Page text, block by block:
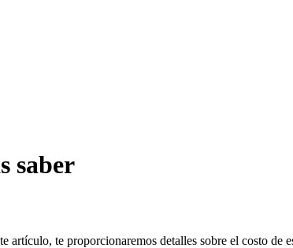
saber
te proporcionaremos detalles sobre el costo de